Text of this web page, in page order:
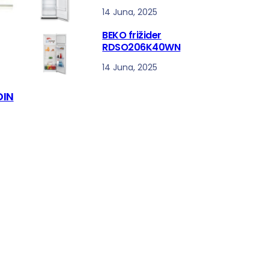
14 Juna, 2025
BEKO frižider
RDSO206K40WN
14 Juna, 2025